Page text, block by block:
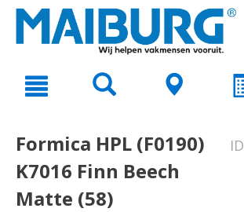
text.skipToNavigation
Formica HPL (F0190)
K7016 Finn Beech
Matte (58)
ID